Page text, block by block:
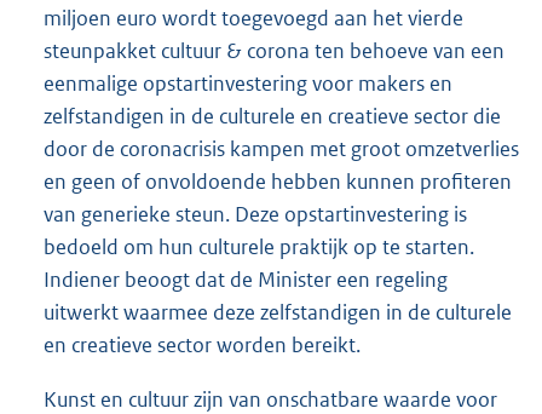
miljoen euro wordt toegevoegd aan het vierde
steunpakket cultuur & corona ten behoeve van een
eenmalige opstartinvestering voor makers en
zelfstandigen in de culturele en creatieve sector die
door de coronacrisis kampen met groot omzetverlies
en geen of onvoldoende hebben kunnen profiteren
van generieke steun. Deze opstartinvestering is
bedoeld om hun culturele praktijk op te starten.
Indiener beoogt dat de Minister een regeling
uitwerkt waarmee deze zelfstandigen in de culturele
en creatieve sector worden bereikt.
Kunst en cultuur zijn van onschatbare waarde voor